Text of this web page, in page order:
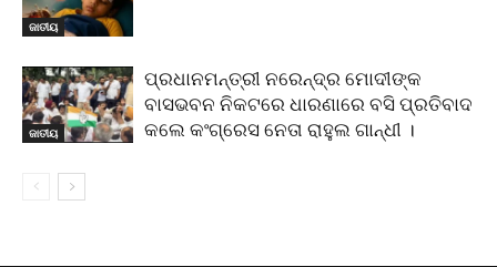
ଜାତୀୟ
ଜାତୀୟ
ପ୍ରଧାନମନ୍ତ୍ରୀ ନରେନ୍ଦ୍ର ମୋଦୀଙ୍କ
ବାସଭବନ ନିକଟରେ ଧାରଣାରେ ବସି ପ୍ରତିବାଦ
କଲେ କଂଗ୍ରେସ ନେତା ରାହୁଲ ଗାନ୍ଧୀ ।